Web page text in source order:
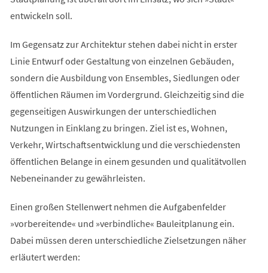
entwickeln soll.
Im Gegensatz zur Architektur stehen dabei nicht in erster
Linie Entwurf oder Gestaltung von einzelnen Gebäuden,
sondern die Ausbildung von Ensembles, Siedlungen oder
öffentlichen Räumen im Vordergrund. Gleichzeitig sind die
gegenseitigen Auswirkungen der unterschiedlichen
Nutzungen in Einklang zu bringen. Ziel ist es, Wohnen,
Verkehr, Wirtschaftsentwicklung und die verschiedensten
öffentlichen Belange in einem gesunden und qualitätvollen
Nebeneinander zu gewährleisten.
Einen großen Stellenwert nehmen die Aufgabenfelder
»vorbereitende« und »verbindliche« Bauleitplanung ein.
Dabei müssen deren unterschiedliche Zielsetzungen näher
erläutert werden: